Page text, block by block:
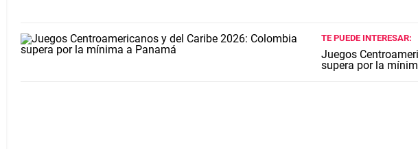
TE PUEDE INTERESAR:
Juegos
supera por la